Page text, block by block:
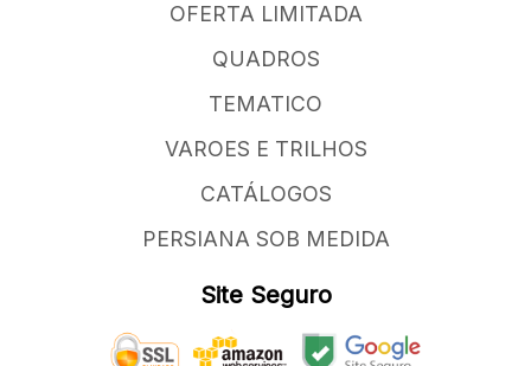
OFERTA LIMITADA
QUADROS
TEMATICO
VAROES E TRILHOS
CATÁLOGOS
PERSIANA SOB MEDIDA
Site Seguro